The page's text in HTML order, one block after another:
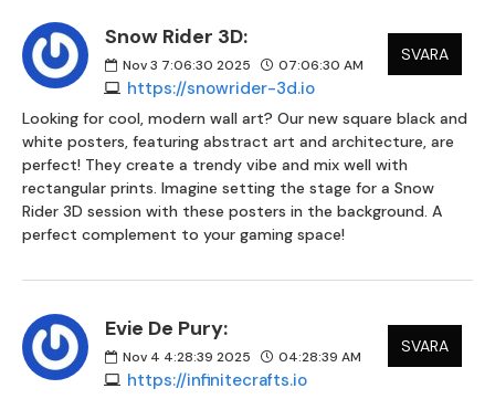
Snow Rider 3D:
Nov 3 7:06:30 2025 07:06:30 AM
https://snowrider-3d.io
SVARA
Looking for cool, modern wall art? Our new square black and
white posters, featuring abstract art and architecture, are
perfect! They create a trendy vibe and mix well with
rectangular prints. Imagine setting the stage for a Snow
Rider 3D session with these posters in the background. A
perfect complement to your gaming space!
Evie De Pury:
Nov 4 4:28:39 2025 04:28:39 AM
https://infinitecrafts.io
SVARA